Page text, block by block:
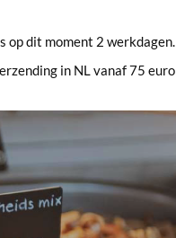
op dit moment 2 werkdagen.
in NL vanaf 75 euro